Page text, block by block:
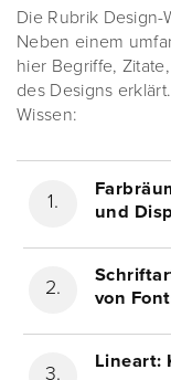
Die Rubrik Design-
Neben einem
hier Begriffe,
des Designs
Wissen:
und
von
Lineart: